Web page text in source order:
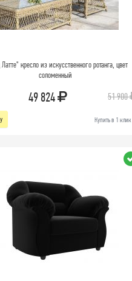
кресло из искусственного ротанга, цвет
соломенный
49 824 51 900
Купить в 1 клик